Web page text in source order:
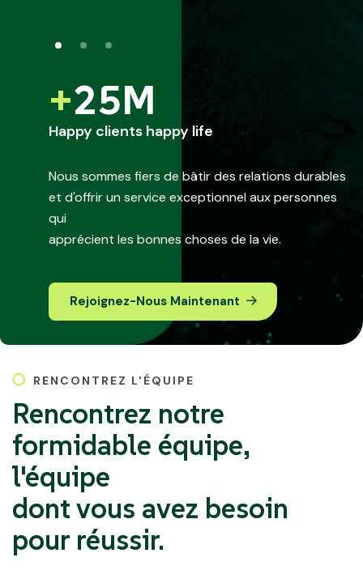
Happy clients happy life
25
+ M
Nous sommes fiers de bâtir des relations durables
et d'offrir un service exceptionnel aux personnes
qui
apprécient les bonnes choses de la vie.
Rejoignez-Nous Maintenant
RENCONTREZ L'ÉQUIPE
Rencontrez notre
formidable équipe,
l'équipe
dont vous avez besoin
pour réussir.